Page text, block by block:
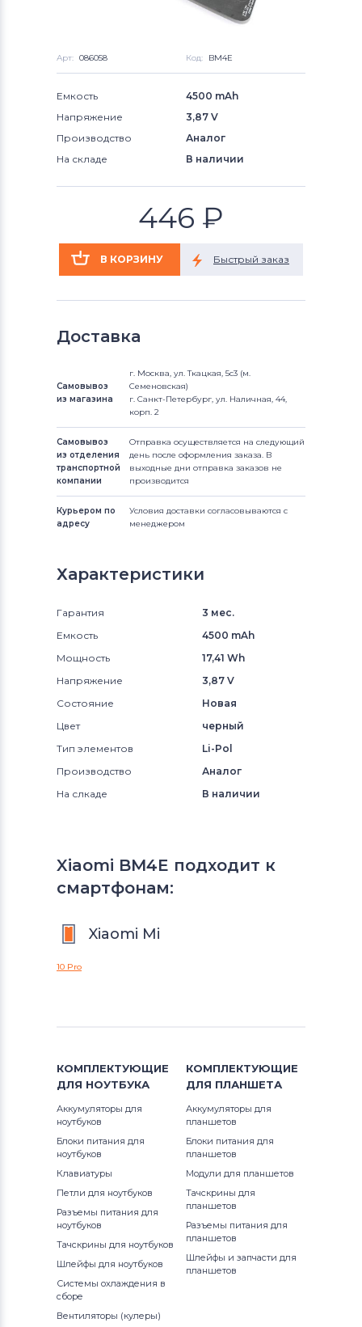
Арт: 086058 Код: BM4E
Емкость
4500 mAh
Напряжение
3,87 V
Производство
Аналог
На складе
В наличии
446 ₽
Доставка
Самовывоз
из магазина
г. Москва, ул. Ткацкая, 5с3 (м.
Семеновская)
г. Санкт-Петербург, ул. Наличная, 44,
корп. 2
Самовывоз
из отделения
транспортной
компании
Отправка осуществляется на следующий
день после оформления заказа. В
выходные дни отправка заказов не
производится
Курьером по
адресу
Условия доставки согласовываются с
менеджером
Характеристики
Гарантия
3 мес.
Емкость
4500 mAh
Мощность
17,41 Wh
Напряжение
3,87 V
Состояние
Новая
Цвет
черный
Тип элементов
Li-Pol
Производство
Аналог
На слкаде
В наличии
Xiaomi BM4E подходит к
смартфонам:
Xiaomi Mi
10 Pro
КОМПЛЕКТУЮЩИЕ
ДЛЯ НОУТБУКА
Аккумуляторы для
ноутбуков
Блоки питания для
ноутбуков
Клавиатуры
Петли для ноутбуков
Разъемы питания для
ноутбуков
Тачскрины для ноутбуков
Шлейфы для ноутбуков
Системы охлаждения в
сборе
Вентиляторы (кулеры)
КОМПЛЕКТУЮЩИЕ
ДЛЯ ПЛАНШЕТА
Аккумуляторы для
планшетов
Блоки питания для
планшетов
Модули для планшетов
Тачскрины для
планшетов
Разъемы питания для
планшетов
Шлейфы и запчасти для
планшетов